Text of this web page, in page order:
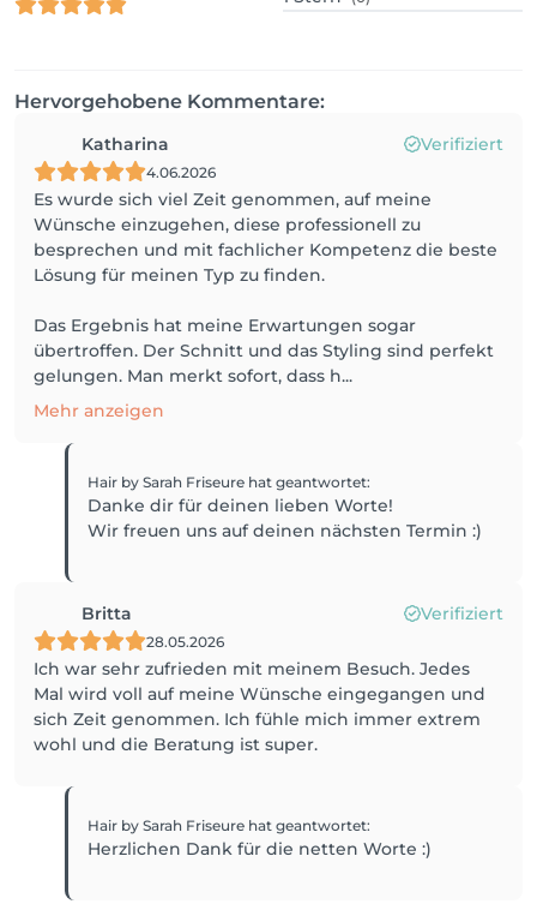
Hervorgehobene Kommentare:
Katharina Verifiziert
4.06.2026
Es wurde sich viel Zeit genommen, auf meine
Wünsche einzugehen, diese professionell zu
besprechen und mit fachlicher Kompetenz die beste
Lösung für meinen Typ zu finden.
Das Ergebnis hat meine Erwartungen sogar
übertroffen. Der Schnitt und das Styling sind perfekt
gelungen. Man merkt sofort, dass h...
Mehr anzeigen
Hair by Sarah Friseure hat geantwortet:
Danke dir für deinen lieben Worte!
Wir freuen uns auf deinen nächsten Termin :)
Britta Verifiziert
28.05.2026
Ich war sehr zufrieden mit meinem Besuch. Jedes
Mal wird voll auf meine Wünsche eingegangen und
sich Zeit genommen. Ich fühle mich immer extrem
wohl und die Beratung ist super.
Hair by Sarah Friseure hat geantwortet:
Herzlichen Dank für die netten Worte :)